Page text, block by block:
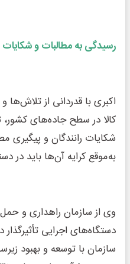
رسیدگی به مطالبات و شکایات
اکبری با قدردانی از تلاش‌ها
کالا در سطح جاده‌های
شکایات رانندگان و پیگیری
به‌موقع کرایه آن‌ها باید در
وی از سازمان راهداری و
دستگاه‌های اجرایی تأثیرگذار
سازمان با توسعه و بهبود